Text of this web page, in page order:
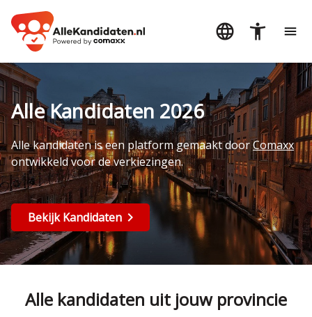
Alle Kandidaten 2026
Alle kandidaten is een platform gemaakt doorComaxx
ontwikkeld voor de verkiezingen.
Bekijk Kandidaten
Alle kandidaten uit jouw provincie